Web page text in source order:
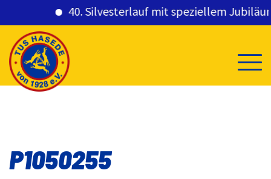
40. Silvesterlauf mit speziellem
content
P1050255